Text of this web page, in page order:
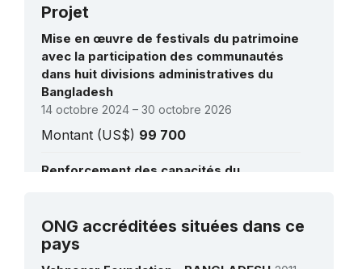
Projet
Mise en œuvre de festivals du patrimoine
avec la participation des communautés
dans huit divisions administratives du
Bangladesh
14 octobre 2024 – 30 octobre 2026
Montant (US$) 99 700
Renforcement des capacités du
du patrimoine culturel immatériel
1 juillet 2016 – 1 août 2019
ONG accréditées situées dans ce
pays